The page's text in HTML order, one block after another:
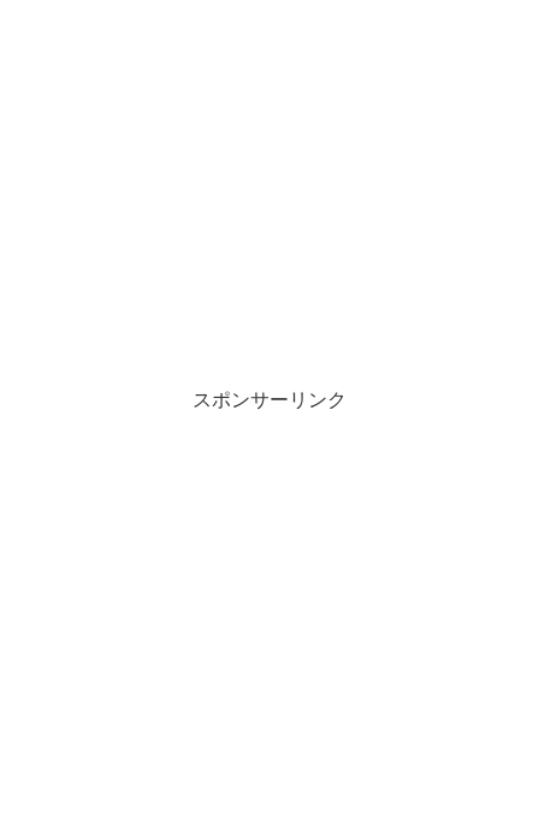
スポンサーリンク